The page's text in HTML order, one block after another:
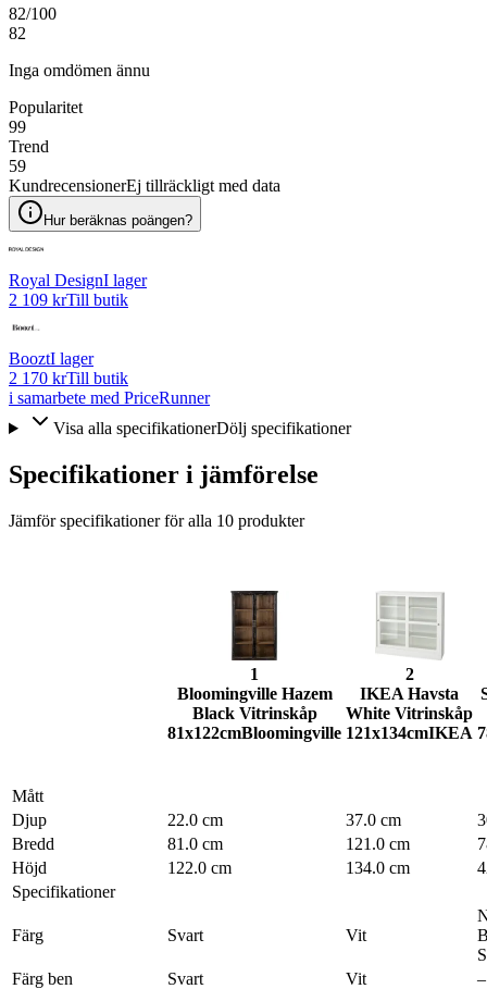
82/100
82
Inga omdömen ännu
Popularitet
99
Trend
59
KundrecensionerEj tillräckligt med data
Hur beräknas poängen?
Royal DesignI lager
2 109 krTill butik
BooztI lager
2 170 krTill butik
i samarbete med PriceRunner
Visa alla specifikationerDölj specifikationer
Specifikationer i jämförelse
Jämför specifikationer för alla 10 produkter
1
Bloomingville Hazem
Black Vitrinskåp
81x122cmBloomingville
2
IKEA Havsta
White Vitrinskåp
121x134cmIKEA
Mått
Djup
22.0 cm 37.0 cm
Bredd
81.0 cm 121.0 cm
Höjd
122.0 cm 134.0 cm
Specifikationer
Färg Svart Vit
Färg ben
Svart Vit
–